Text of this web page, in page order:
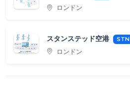
ロンドン
スタンステッド空港 STN
ロンドン